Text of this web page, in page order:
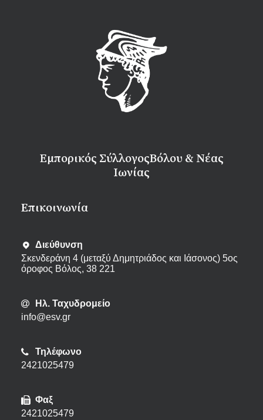
Εμπορικός ΣύλλογοςΒόλου & Νέας
Ιωνίας
Eπικοινωνία
Διεύθυνση
Σκενδεράνη 4 (μεταξύ Δημητριάδος και Ιάσονος) 5ος
όροφος Βόλος, 38 221
Ηλ. Ταχυδρομείο
info@esv.gr
Τηλέφωνο
2421025479
Φαξ
2421025479